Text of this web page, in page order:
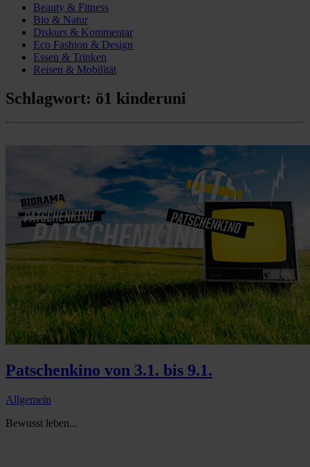
Beauty & Fitness
Bio & Natur
Diskurs & Kommentar
Eco Fashion & Design
Essen & Trinken
Reisen & Mobilität
Schlagwort: ö1 kinderuni
Patschenkino von 3.1. bis 9.1.
Allgemein
Bewusst leben...